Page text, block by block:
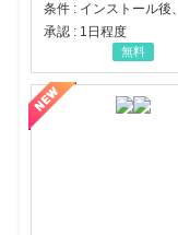
承認 : 1日程度
無料